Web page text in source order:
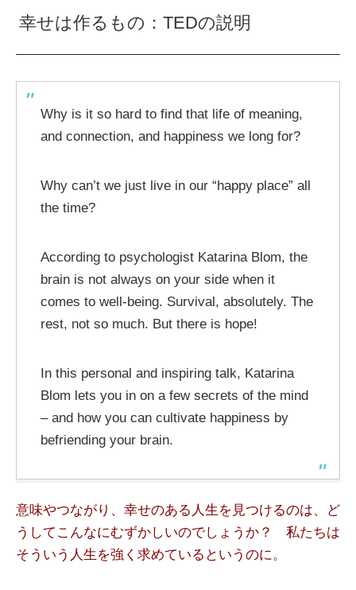
幸せは作るもの：TEDの説明
Why is it so hard to find that life of meaning,
and connection, and happiness we long for?
Why can’t we just live in our “happy place” all
the time?
According to psychologist Katarina Blom, the
brain is not always on your side when it
comes to well-being. Survival, absolutely. The
rest, not so much. But there is hope!
In this personal and inspiring talk, Katarina
Blom lets you in on a few secrets of the mind
– and how you can cultivate happiness by
befriending your brain.
意味やつながり、幸せのある人生を見つけるのは、ど
うしてこんなにむずかしいのでしょうか？ 私たちは
そういう人生を強く求めているというのに。